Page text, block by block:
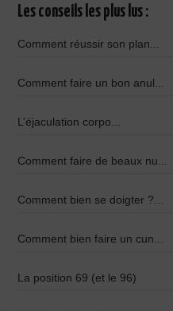
Les conseils les plus lus :
Comment réussir son plan...
Comment faire un bon anul...
L’éjaculation corpo...
Comment faire de beaux nu...
Comment bien se doigter ?...
Comment bien faire un cun...
La position 69 (et le 96)